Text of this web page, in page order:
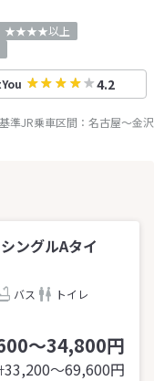
★★★★以上
4.2
基準JR乗車区間： 名古屋～金沢
ングルAタイ
バス
トイレ
～34,800円
33,200〜69,600円